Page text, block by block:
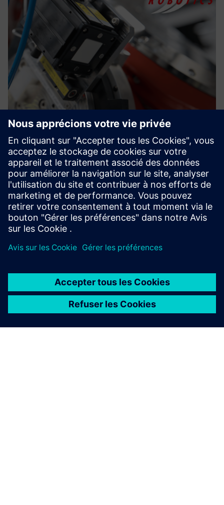
Robot accuracy consulting
Isios améliore la précision des robots grâce à un étalonnage
avancé, à des systèmes de recalibrage, à un alignement des
axes externes, à la configuration du point central de l'outil
et à des conseils d'experts pour les application...
En savoir plus